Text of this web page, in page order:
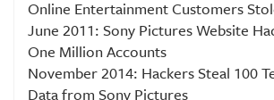
Online Entertainment Customers
June 2011: Sony Pictures Website
One Million Accounts
November 2014: Hackers Steal 100
Data from Sony Pictures